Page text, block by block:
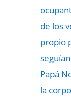
de los
propio
Papá
la